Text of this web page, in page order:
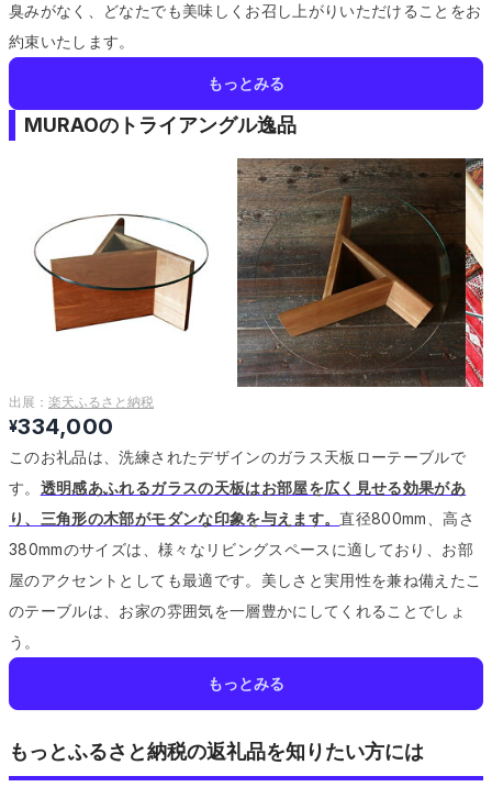
臭みがなく、どなたでも美味しくお召し上がりいただけることをお
約束いたします。
もっとみる
MURAOのトライアングル逸品
出展： 楽天ふるさと納税
¥334,000
このお礼品は、洗練されたデザインのガラス天板ローテーブルで
す。 透明感あふれるガラスの天板はお部屋を広く見せる効果があ
り、三角形の木部がモダンな印象を与えます。直径800mm、高さ
380mmのサイズは、様々なリビングスペースに適しており、お部
屋のアクセントとしても最適です。 美しさと実用性を兼ね備えたこ
のテーブルは、お家の雰囲気を一層豊かにしてくれることでしょ
う。
もっとみる
もっとふるさと納税の返礼品を知りたい方には